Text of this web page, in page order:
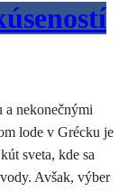
a nekonečnými
lode v Grécku je
sveta, kde sa
Avšak, výber